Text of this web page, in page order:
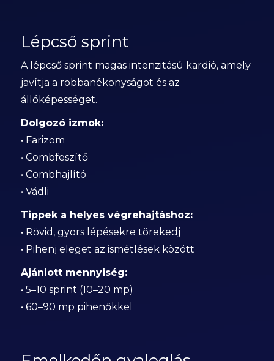
Lépcső sprint
A lépcső sprint magas intenzitású kardió, amely
javítja a robbanékonyságot és az
állóképességet.
Dolgozó izmok:
• Farizom
• Combfeszítő
• Combhajlító
• Vádli
Tippek a helyes végrehajtáshoz:
• Rövid, gyors lépésekre törekedj
• Pihenj eleget az ismétlések között
Ajánlott mennyiség:
• 5–10 sprint (10–20 mp)
• 60–90 mp pihenőkkel